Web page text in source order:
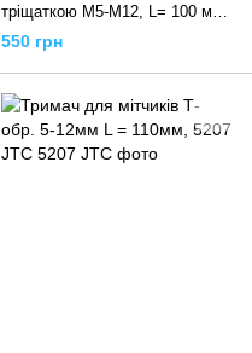
тріщаткою M5-M12, L= 100 мм,
YT-2990 YATO
550 грн